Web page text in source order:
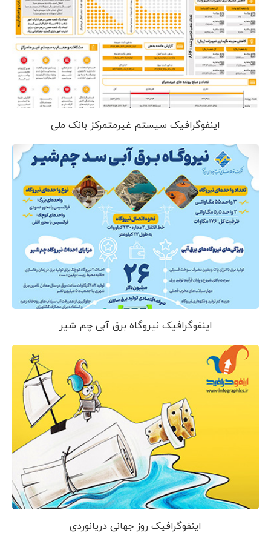
اینفوگرافیک سیستم غیرمتمرکز بانک ملی
اینفوگرافیک نیروگاه برق آبی چم شیر
اینفوگرافیک روز جهانی دریانوردی